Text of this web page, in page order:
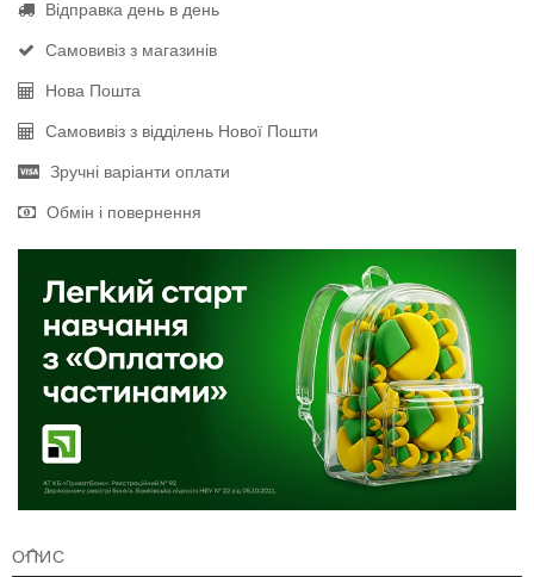
Відправка день в день
Самовивіз з магазинів
Нова Пошта
Самовивіз з відділень Нової Пошти
Зручні варіанти оплати
Обмін і повернення
ОПИС